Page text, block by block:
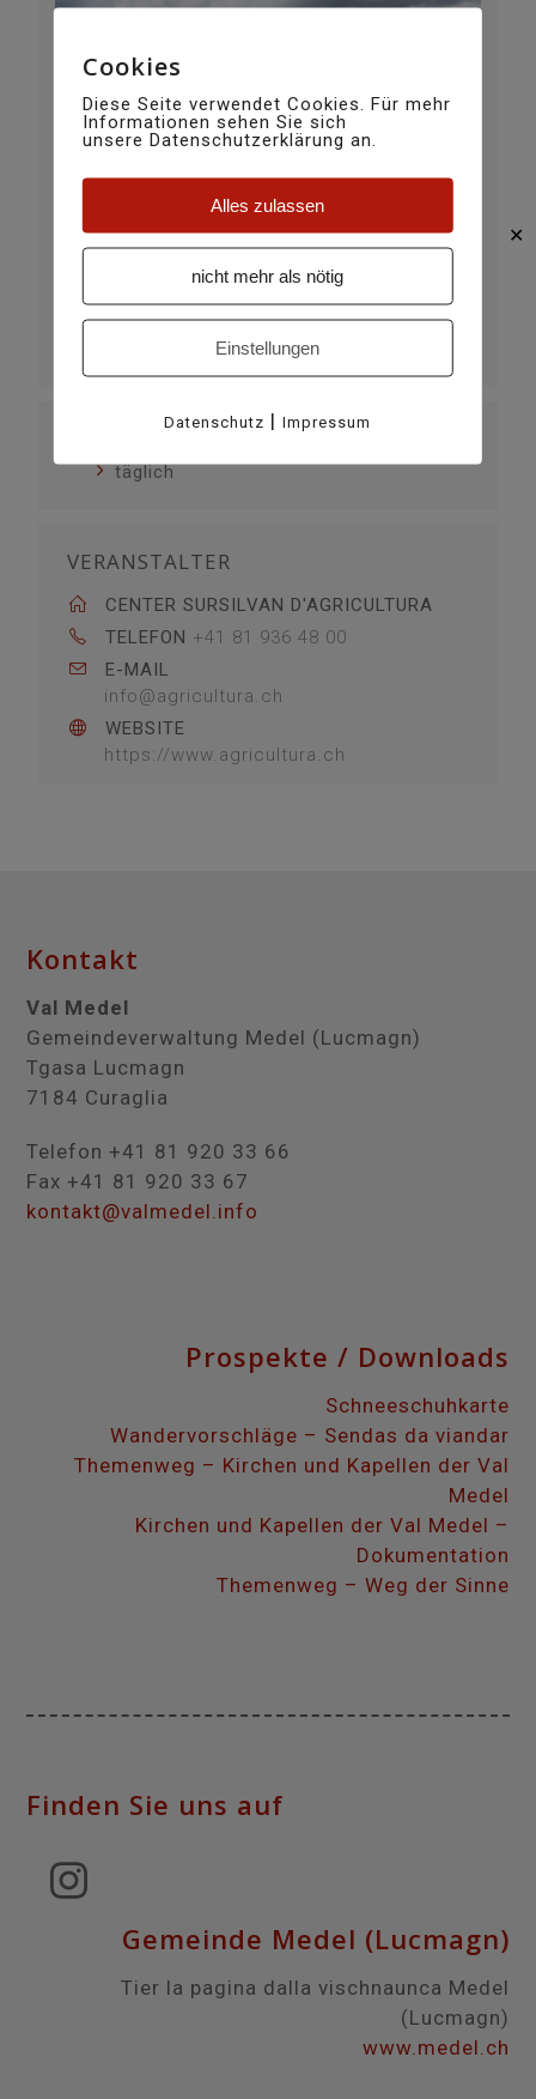
✕
VERANSTALTUNGSORT
Stagias
http://www.academiavivian.ch
KATEGORIE
täglich
VERANSTALTER
CENTER SURSILVAN D'AGRICULTURA
TELEFON +41 81 936 48 00
E-MAIL
info@agricultura.ch
WEBSITE
https://www.agricultura.ch
Kontakt
Val Medel
Gemeindeverwaltung Medel (Lucmagn)
Tgasa Lucmagn
7184 Curaglia
Telefon +41 81 920 33 66
Fax +41 81 920 33 67
kontakt@valmedel.info
Prospekte / Downloads
Schneeschuhkarte
Wandervorschläge – Sendas da viandar
Themenweg – Kirchen und Kapellen der Val
Medel
Kirchen und Kapellen der Val Medel –
Dokumentation
Themenweg – Weg der Sinne
Finden Sie uns auf
Instagram
Gemeinde Medel (Lucmagn)
Tier la pagina dalla vischnaunca Medel
(Lucmagn)
www.medel.ch
Cookies
Diese Seite verwendet Cookies. Für mehr
Informationen sehen Sie sich
unsere Datenschutzerklärung an.
Alles zulassen
nicht mehr als nötig
Einstellungen
Datenschutz |Impressum